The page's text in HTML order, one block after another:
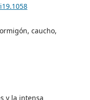
caucho,
y la intensa